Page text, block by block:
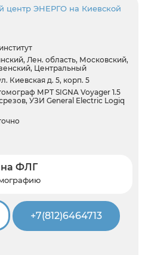
центр ЭНЕРГО на Киевской
Лен. область, Московский,
Центральный
Киевская д. 5, корп. 5
МРТ SIGNA Voyager 1.5
УЗИ General Electric Logiq
ФЛГ
+7(812)6464713